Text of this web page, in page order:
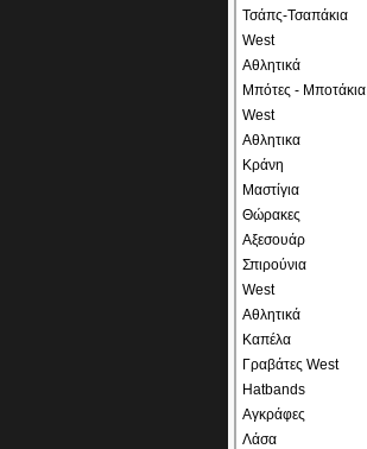
Τσάπς-Τσαπάκια
West
Αθλητικά
Μπότες - Μποτάκια
West
Αθλητικα
Κράνη
Μαστίγια
Θώρακες
Αξεσουάρ
Σπιρούνια
West
Αθλητικά
Καπέλα
Γραβάτες West
Hatbands
Αγκράφες
Λάσα